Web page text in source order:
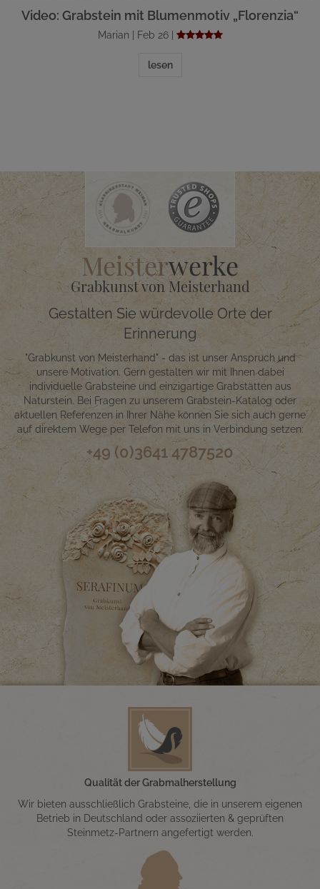
Video: Grabstein mit Blumenmotiv „Florenzia“
Marian | Feb 26 |
lesen
Meisterwerke
Grabkunst von Meisterhand
Gestalten Sie würdevolle Orte der
Erinnerung
"Grabkunst von Meisterhand" - das ist unser Anspruch und
unsere Motivation. Gern gestalten wir mit Ihnen dabei
individuelle Grabsteine und einzigartige Grabstätten aus
Naturstein. Bei Fragen zu unserem Grabstein-Katalog oder
aktuellen Referenzen in Ihrer Nähe können Sie sich auch gerne
auf direktem Wege per Telefon mit uns in Verbindung setzen:
+49 (0)3641 4787520
Qualität der Grabmalherstellung
Wir bieten ausschließlich Grabsteine, die in unserem eigenen
Betrieb in Deutschland oder assoziierten & geprüften
Steinmetz-Partnern angefertigt werden.